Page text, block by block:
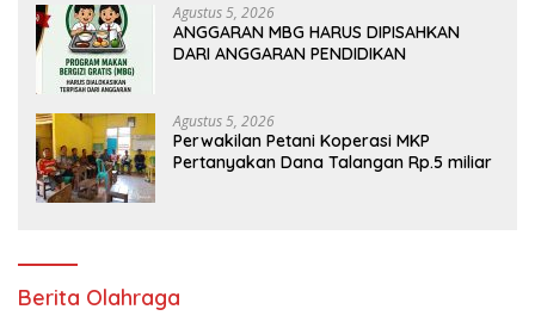
Agustus 5, 2026
ANGGARAN MBG HARUS DIPISAHKAN
DARI ANGGARAN PENDIDIKAN
Agustus 5, 2026
Perwakilan Petani Koperasi MKP
Pertanyakan Dana Talangan Rp.5 miliar
Berita Olahraga